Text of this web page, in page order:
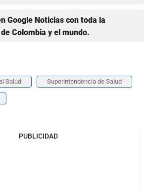
Google Noticias con toda la
Colombia y el mundo.
Salud Superintendencia de Salud
PUBLICIDAD